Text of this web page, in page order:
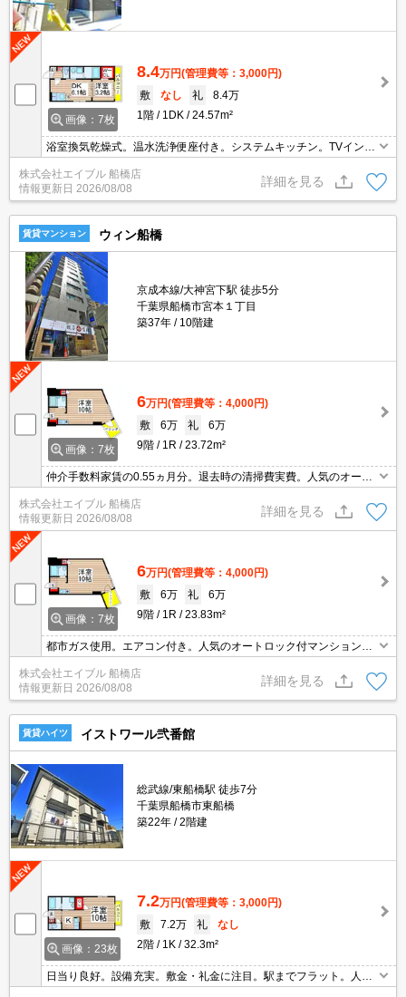
画像：7枚
8.4万円(管理費等：3,000円)
敷
なし 礼
8.4万
1階
1DK 24.57m²
浴室換気乾燥式。温水洗浄便座付き。システムキッチン。TVインタ
ーホン付き。オートロック。詳細はお問い合わせください。インタ
ーネット無料。保証会社加入要（初回に月総額60%、更新料1.5万
円/年）。
株式会社エイブル 船橋店
情報更新日 2026/08/08
詳細を見る
賃貸マンション ウィン船橋
京成本線/大神宮下駅 徒歩5分
千葉県船橋市宮本１丁目
築37年
10階建
画像：7枚
6万円(管理費等：4,000円)
敷
6万 礼
6万
9階
1R 23.72m²
仲介手数料家賃の0.55ヵ月分。退去時の清掃費実費。人気のオート
ロック付マンション。エレベーターあり。エアコン1基付き。照明
器具付き。室内に洗濯機置場あり。IH調理器付き。
株式会社エイブル 船橋店
情報更新日 2026/08/08
詳細を見る
画像：7枚
6万円(管理費等：4,000円)
敷
6万 礼
6万
9階
1R 23.83m²
都市ガス使用。エアコン付き。人気のオートロック付マンション。I
H調理器付き。保証会社加入要(初回保証料賃料の50%、月次保証料
1.3%)。
株式会社エイブル 船橋店
情報更新日 2026/08/08
詳細を見る
賃貸ハイツ イストワール弐番館
総武線/東船橋駅 徒歩7分
千葉県船橋市東船橋
築22年
2階建
画像：23枚
7.2万円(管理費等：3,000円)
敷
7.2万 礼
なし
2階
1K 32.3m²
日当り良好。設備充実。敷金・礼金に注目。駅までフラット。人気
のカウンターキッチン。収納たっぷり。浴室乾燥機付。買い物便